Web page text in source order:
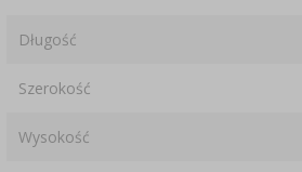
Długość
Szerokość
Wysokość